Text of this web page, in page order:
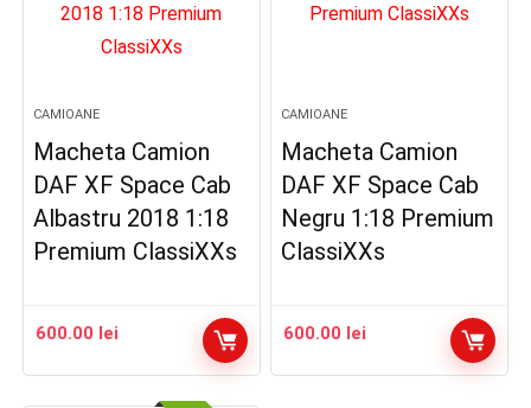
CAMIOANE
Macheta Camion
DAF XF Space Cab
Albastru 2018 1:18
Premium ClassiXXs
600.00 lei
CAMIOANE
Macheta Camion
DAF XF Space Cab
Negru 1:18 Premium
ClassiXXs
600.00 lei